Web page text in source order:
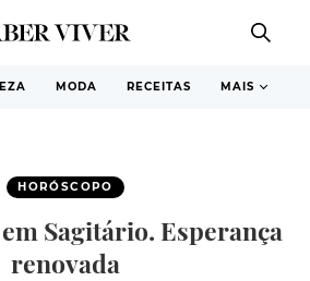
MODA RECEITAS MAIS
HORÓSCOPO
Sagitário. Esperança
renovada